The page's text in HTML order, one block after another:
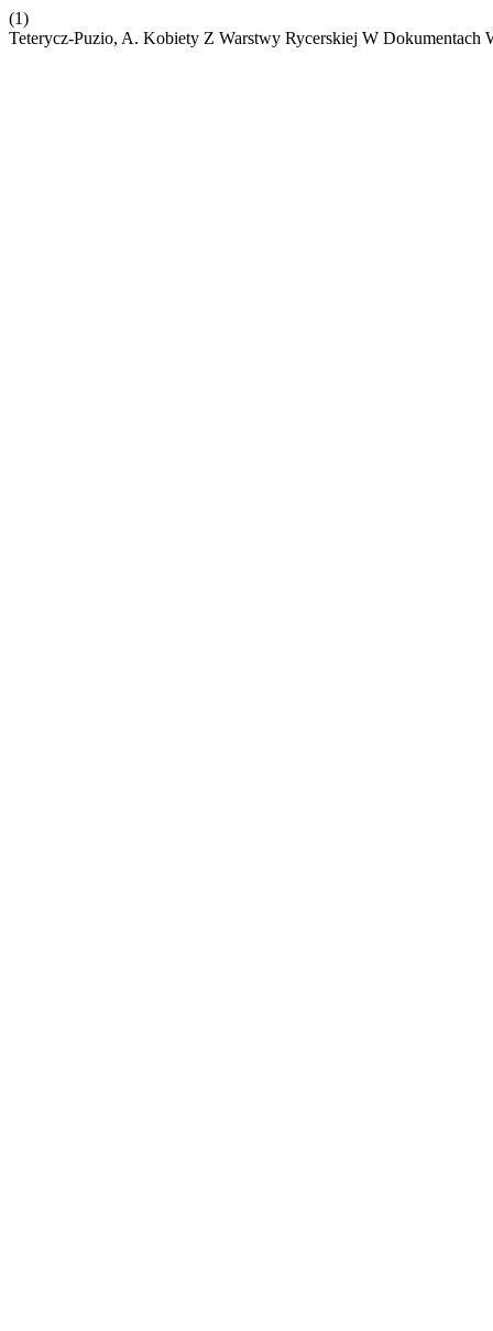
(1)
Teterycz-Puzio, A. Kobiety Z Warstwy Rycerskiej W